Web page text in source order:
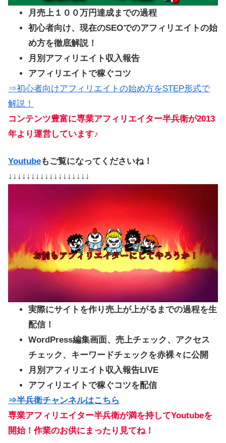
月売上１００万円達成までの過程
初心者向け、現在のSEOでのアフィリエイトの始
め方を徹底解説！
月別アフィリエイト収入報告
アフィリエイトで稼ぐコツ
⇒初心者向けアフィリエイトの始め方をSTEP形式で
解説！
コンテンツ豊富に専業アフィリエイター半兵衛が2013
年より運営しています♪
Youtubeもご覧になってくださいね！
↓↓↓↓↓↓↓↓↓↓↓↓↓↓↓↓↓↓
実際にサイトを作り売上が上がるまでの過程を生
配信！
WordPress編集画面、売上チェック、アクセス
チェック、キーワードチェックを赤裸々に公開
月別アフィリエイト収入報告LIVE
アフィリエイトで稼ぐコツを配信
⇒半兵衛チャンネルはこちら
専業アフィリエイター半兵衛が満を持してYoutubeを
開始！作業のお供にまったり見てね！